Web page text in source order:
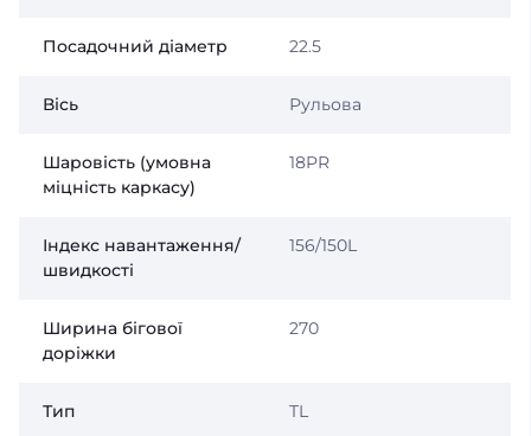
Посадочний діаметр 22.5
Вісь Рульова
Шаровість (умовна
міцність каркасу)
18PR
Індекс навантаження/
швидкості
156/150L
Ширина бігової
доріжки
270
Тип TL